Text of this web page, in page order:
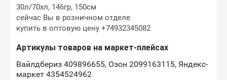
30л/70хл, 146гр, 150см
сейчас Вы в розничном отделе
купить в оптовую цену +74932345082
Артикулы товаров на маркет-плейсах
Вайлдбериз 409896655, Озон 2099163115, Яндекс-
маркет 4354524962